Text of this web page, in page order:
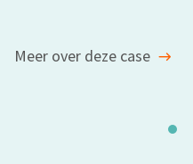
Meer over deze case